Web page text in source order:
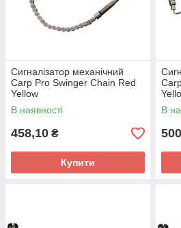
Сигналізатор механічний
Carp Pro Swinger Chain Red
Yellow
В наявності
458,10 ₴
Купити
В
500